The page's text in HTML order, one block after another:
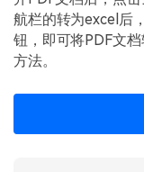
申请试用
PDF批量工具
下载中心
产品资讯
航栏的转为excel后
钮，即可将PDF文
方法。